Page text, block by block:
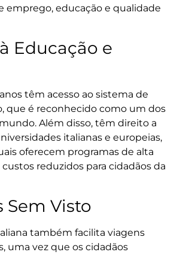
emprego, educação e qualidade
Educação e
têm acesso ao sistema de
que é reconhecido como um dos
Além disso, têm direito a
italianas e europeias,
oferecem programas de alta
reduzidos para cidadãos da
Sem Visto
também facilita viagens
uma vez que os cidadãos